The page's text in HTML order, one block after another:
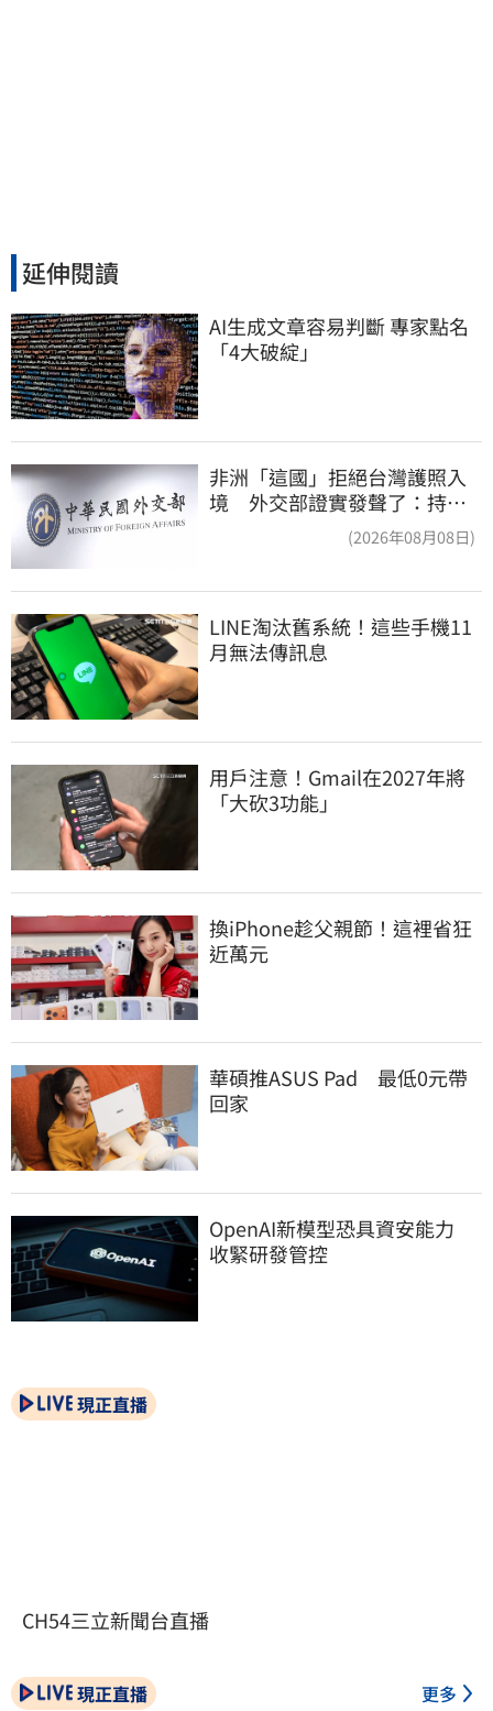
延伸閱讀
AI生成文章容易判斷 專家點名
「4大破綻」
非洲「這國」拒絕台灣護照入
境 外交部證實發聲了：持續
(2026年08月08日)
LINE淘汰舊系統！這些手機11
月無法傳訊息
用戶注意！Gmail在2027年將
「大砍3功能」
換iPhone趁父親節！這裡省狂
近萬元
華碩推ASUS Pad　最低0元帶
回家
OpenAI新模型恐具資安能力
收緊研發管控
現正直播
CH54三立新聞台直播
現正直播 更多